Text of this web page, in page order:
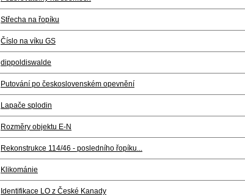
Střecha na řopíku
Číslo na víku GS
dippoldiswalde
Putování po československém opevnění
Lapače splodin
Rozměry objektu E-N
Rekonstrukce 114/46 - posledního řopíku...
Klikománie
Identifikace LO z České Kanady